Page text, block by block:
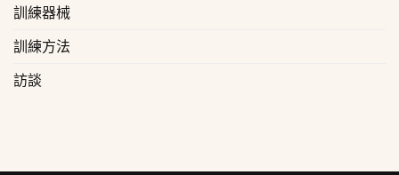
訓練器械
訓練方法
訪談